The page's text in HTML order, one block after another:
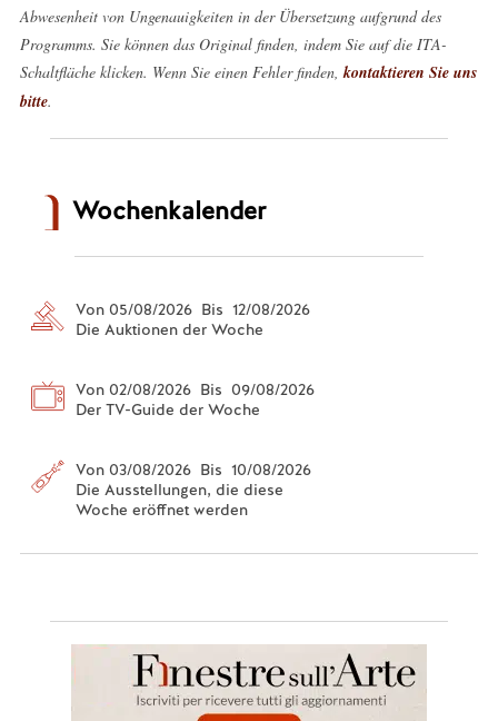
Abwesenheit von Ungenauigkeiten in der Übersetzung aufgrund des
Programms. Sie können das Original finden, indem Sie auf die ITA-
Schaltfläche klicken. Wenn Sie einen Fehler finden, kontaktieren Sie uns
bitte.
Wochenkalender
Von 05/08/2026 Bis 12/08/2026
Die Auktionen der Woche
Von 02/08/2026 Bis 09/08/2026
Der TV-Guide der Woche
Von 03/08/2026 Bis 10/08/2026
Die Ausstellungen, die diese
Woche eröffnet werden